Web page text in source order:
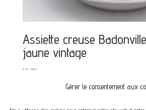
Gérer le consentement aux
Assiette creuse
jaune vintage
€5,00